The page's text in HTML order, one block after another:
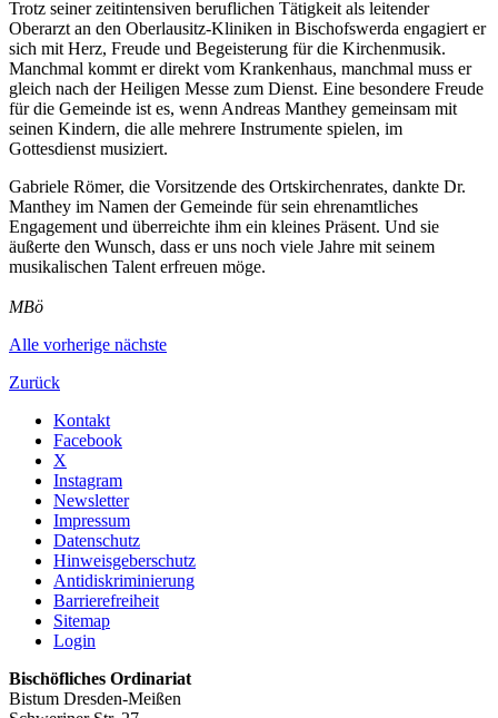
Trotz seiner zeitintensiven beruflichen Tätigkeit als leitender
Oberarzt an den Oberlausitz-Kliniken in Bischofswerda engagiert er
sich mit Herz, Freude und Begeisterung für die Kirchenmusik.
Manchmal kommt er direkt vom Krankenhaus, manchmal muss er
gleich nach der Heiligen Messe zum Dienst. Eine besondere Freude
für die Gemeinde ist es, wenn Andreas Manthey gemeinsam mit
seinen Kindern, die alle mehrere Instrumente spielen, im
Gottesdienst musiziert.
Gabriele Römer, die Vorsitzende des Ortskirchenrates, dankte Dr.
Manthey im Namen der Gemeinde für sein ehrenamtliches
Engagement und überreichte ihm ein kleines Präsent. Und sie
äußerte den Wunsch, dass er uns noch viele Jahre mit seinem
musikalischen Talent erfreuen möge.
MBö
Alle vorherige nächste
Zurück
Kontakt
Facebook
X
Instagram
Newsletter
Impressum
Datenschutz
Hinweisgeberschutz
Antidiskriminierung
Barrierefreiheit
Sitemap
Login
Bischöfliches Ordinariat
Bistum Dresden-Meißen